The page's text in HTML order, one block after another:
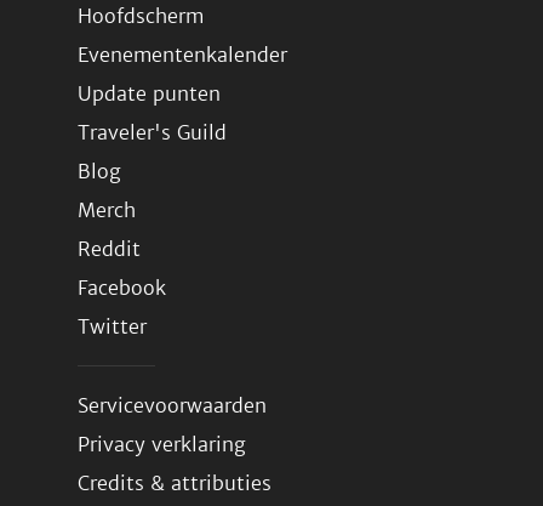
Hoofdscherm
Evenementenkalender
Update punten
Traveler's Guild
Blog
Merch
Reddit
Facebook
Twitter
Servicevoorwaarden
Privacy verklaring
Credits & attributies